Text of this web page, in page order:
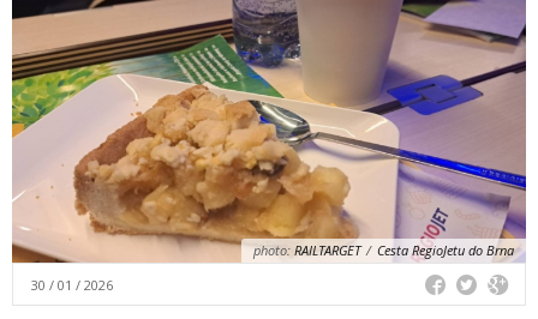
photo: RAILTARGET / Cesta RegioJetu do Brna
30 / 01 / 2026